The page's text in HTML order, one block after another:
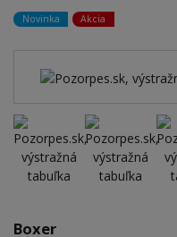
Novinka Akcia
Boxer